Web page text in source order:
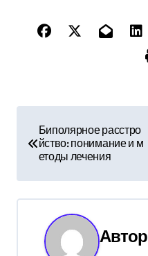
в
и
Биполярное расстро
йство: понимание и м
етоды лечения
Автор